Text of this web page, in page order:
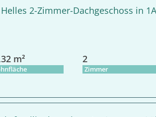
2-Zimmer-Dachgeschoss in
m² 2
Zimmer